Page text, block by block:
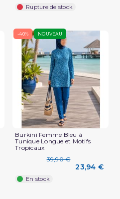
Rupture de stock
-40% NOUVEAU
Burkini Femme Bleu à
Tunique Longue et Motifs
Tropicaux
39,90 €
23,94 €
En stock